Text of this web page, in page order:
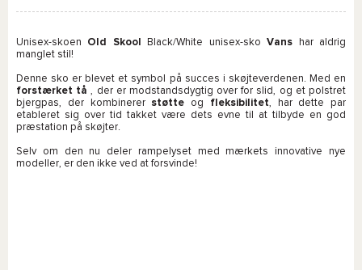
Unisex-skoen Old Skool Black/White unisex-skoVans har aldrig
manglet stil!
Denne sko er blevet et symbol på succes i skøjteverdenen. Med en
forstærket tå , der er modstandsdygtig over for slid, og et polstret
bjergpas, der kombinerer støtte og fleksibilitet, har dette par
etableret sig over tid takket være dets evne til at tilbyde en god
præstation på skøjter.
Selv om den nu deler rampelyset med mærkets innovative nye
modeller, er den ikke ved at forsvinde!